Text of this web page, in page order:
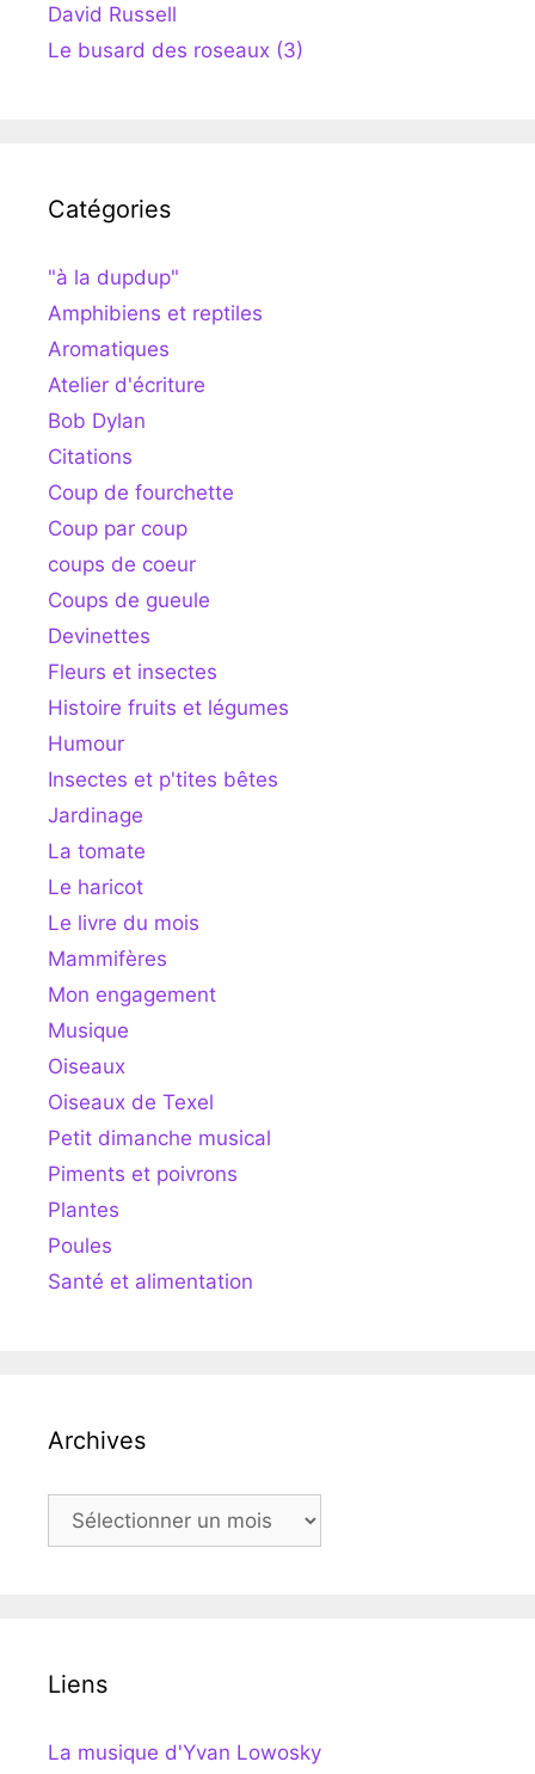
David Russell
Le busard des roseaux (3)
Catégories
"à la dupdup"
Amphibiens et reptiles
Aromatiques
Atelier d'écriture
Bob Dylan
Citations
Coup de fourchette
Coup par coup
coups de coeur
Coups de gueule
Devinettes
Fleurs et insectes
Histoire fruits et légumes
Humour
Insectes et p'tites bêtes
Jardinage
La tomate
Le haricot
Le livre du mois
Mammifères
Mon engagement
Musique
Oiseaux
Oiseaux de Texel
Petit dimanche musical
Piments et poivrons
Plantes
Poules
Santé et alimentation
Archives
Archives
Liens
La musique d'Yvan Lowosky